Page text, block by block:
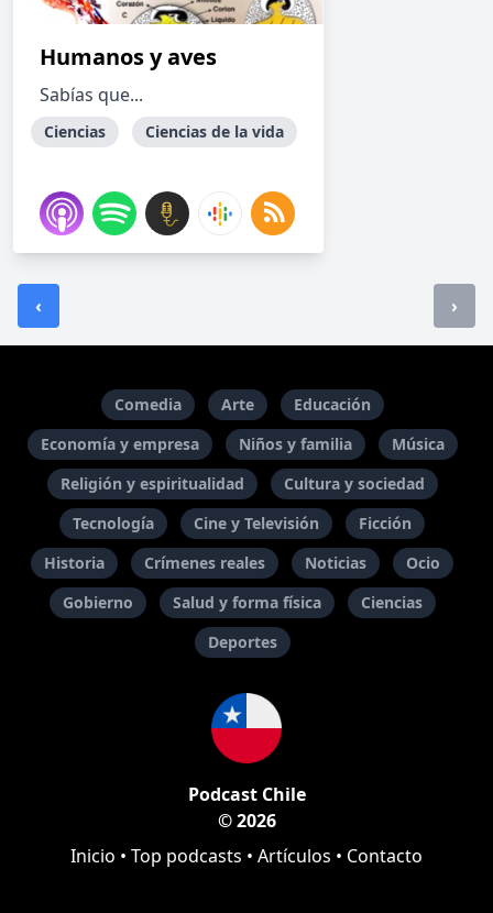
Humanos y aves
Sabías que...
Ciencias Ciencias de la vida
‹ ›
Comedia Arte
Educación
Economía y empresa
Niños y familia
Música
Religión y espiritualidad
Cultura y sociedad
Tecnología
Cine y Televisión
Ficción
Historia
Crímenes reales Noticias
Ocio
Gobierno
Salud y forma física
Ciencias
Deportes
Podcast Chile
© 2026
Inicio • Top podcasts • Artículos • Contacto